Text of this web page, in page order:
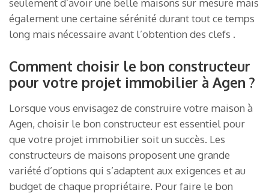
seulement d’avoir une belle maisons sur mesure mais
également une certaine sérénité durant tout ce temps
long mais nécessaire avant l’obtention des clefs .
Comment choisir le bon constructeur
pour votre projet immobilier à Agen ?
Lorsque vous envisagez de construire votre maison à
Agen, choisir le bon constructeur est essentiel pour
que votre projet immobilier soit un succès. Les
constructeurs de maisons proposent une grande
variété d’options qui s’adaptent aux exigences et au
budget de chaque propriétaire. Pour faire le bon